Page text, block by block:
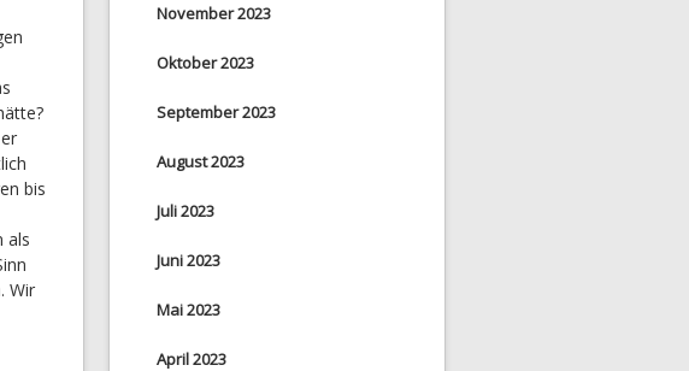
bis
als
Wir
November 2023
Oktober 2023
September 2023
August 2023
Juli 2023
Juni 2023
Mai 2023
April 2023